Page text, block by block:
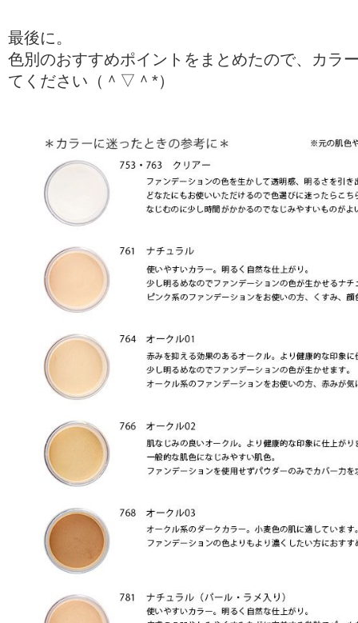
最後に。
色別のおすすめポイントをまとめたので、カラ
てください（＾▽＾*）